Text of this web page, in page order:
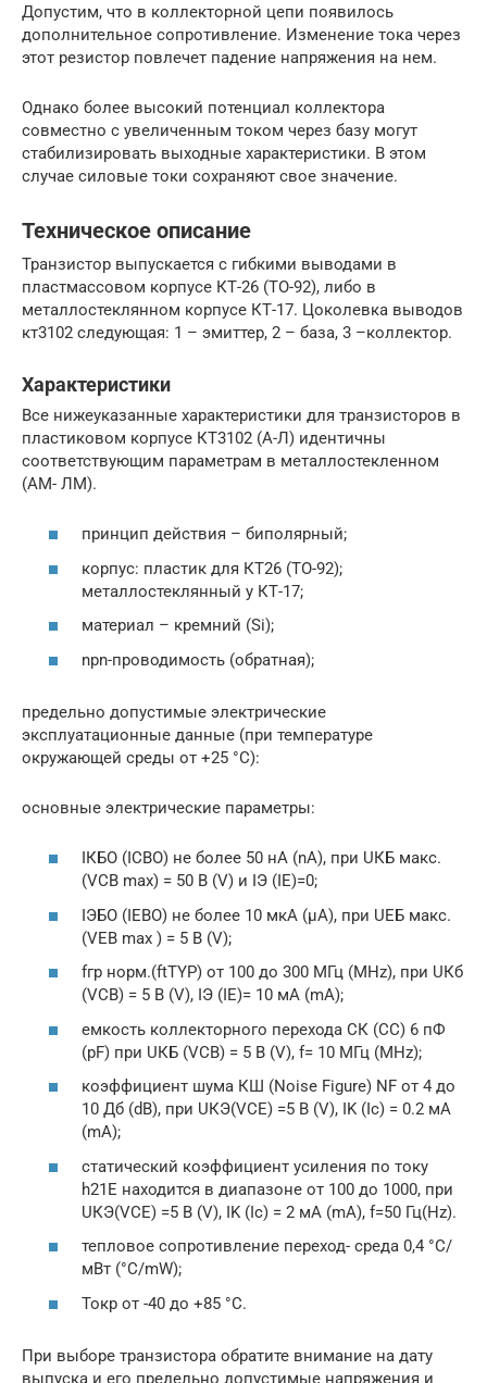
Допустим, что в коллекторной цепи появилось
дополнительное сопротивление. Изменение тока через
этот резистор повлечет падение напряжения на нем.
Однако более высокий потенциал коллектора
совместно с увеличенным током через базу могут
стабилизировать выходные характеристики. В этом
случае силовые токи сохраняют свое значение.
Техническое описание
Транзистор выпускается с гибкими выводами в
пластмассовом корпусе КТ-26 (ТО-92), либо в
металлостеклянном корпусе КТ-17. Цоколевка выводов
кт3102 следующая: 1 – эмиттер, 2 – база, 3 –коллектор.
Характеристики
Все нижеуказанные характеристики для транзисторов в
пластиковом корпусе КТ3102 (А-Л) идентичны
соответствующим параметрам в металлостекленном
(АМ- ЛМ).
принцип действия – биполярный;
корпус: пластик для КТ26 (ТО-92);
металлостеклянный у КТ-17;
материал – кремний (Si);
npn-проводимость (обратная);
предельно допустимые электрические
эксплуатационные данные (при температуре
окружающей среды от +25 °C):
основные электрические параметры:
IКБО (ICBO) не более 50 нА (nA), при UКБ макс.
(VCB max) = 50 В (V) и IЭ (IE)=0;
IЭБО (IEBO) не более 10 мкА (µA), при UEБ макс.
(VEB max ) = 5 В (V);
fгр норм.(ftTYP) от 100 до 300 МГц (MHz), при UКб
(VCB) = 5 В (V), IЭ (IE)= 10 мА (mA);
емкость коллекторного перехода СК (СС) 6 пФ
(pF) при UКБ (VCB) = 5 В (V), f= 10 МГц (MHz);
коэффициент шума КШ (Noise Figure) NF от 4 до
10 Дб (dB), при UКЭ(VCE) =5 В (V), IK (Ic) = 0.2 мА
(mA);
cтатический коэффициент усиления по току
h21E находится в диапазоне от 100 до 1000, при
UКЭ(VCE) =5 В (V), IK (Ic) = 2 мА (mA), f=50 Гц(Hz).
тепловое сопротивление переход- среда 0,4 °C/
мВт (°C/mW);
Токр от -40 до +85 °C.
При выборе транзистора обратите внимание на дату
выпуска и его предельно допустимые напряжения и